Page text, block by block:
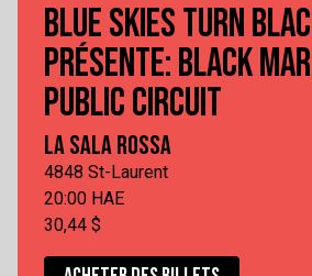
BLUE SKIES TURN
PRÉSENTE: BLACK
PUBLIC CIRCUIT
LA SALA ROSSA
4848 St-Laurent
20:00 HAE
30,44 $